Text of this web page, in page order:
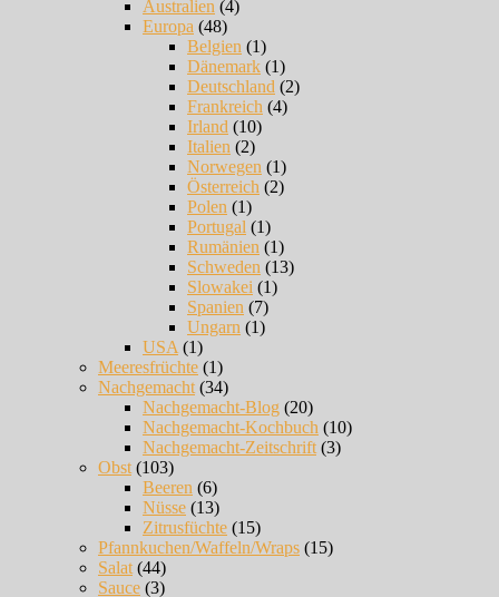
Australien (4)
Europa (48)
Belgien (1)
Dänemark (1)
Deutschland (2)
Frankreich (4)
Irland (10)
Italien (2)
Norwegen (1)
Österreich (2)
Polen (1)
Portugal (1)
Rumänien (1)
Schweden (13)
Slowakei (1)
Spanien (7)
Ungarn (1)
USA (1)
Meeresfrüchte (1)
Nachgemacht (34)
Nachgemacht-Blog (20)
Nachgemacht-Kochbuch (10)
Nachgemacht-Zeitschrift (3)
Obst (103)
Beeren (6)
Nüsse (13)
Zitrusfüchte (15)
Pfannkuchen/Waffeln/Wraps (15)
Salat (44)
Sauce (3)